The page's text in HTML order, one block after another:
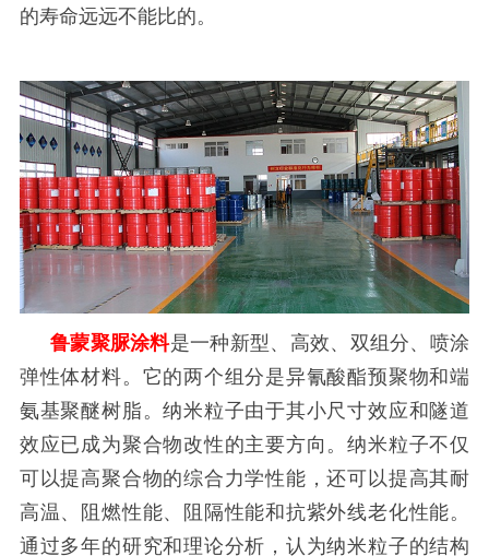
的寿命远远不能比的。
鲁蒙聚脲涂料是一种新型、高效、双组分、喷涂
弹性体材料。它的两个组分是异氰酸酯预聚物和端
氨基聚醚树脂。纳米粒子由于其小尺寸效应和隧道
效应已成为聚合物改性的主要方向。纳米粒子不仅
可以提高聚合物的综合力学性能，还可以提高其耐
高温、阻燃性能、阻隔性能和抗紫外线老化性能。
通过多年的研究和理论分析，认为纳米粒子的结构